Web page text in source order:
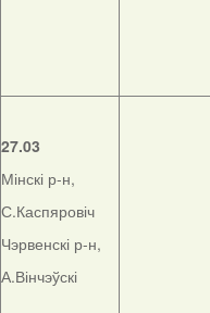
27.03
Мінскі р-н,
С.Каспяровіч
Чэрвенскі р-н,
А.Вінчэўскі